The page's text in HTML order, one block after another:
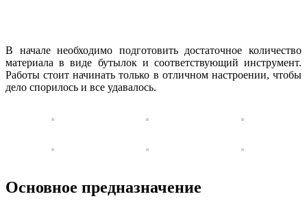
В начале необходимо подготовить достаточное количество
материала в виде бутылок и соответствующий инструмент.
Работы стоит начинать только в отличном настроении, чтобы
дело спорилось и все удавалось.
Основное предназначение